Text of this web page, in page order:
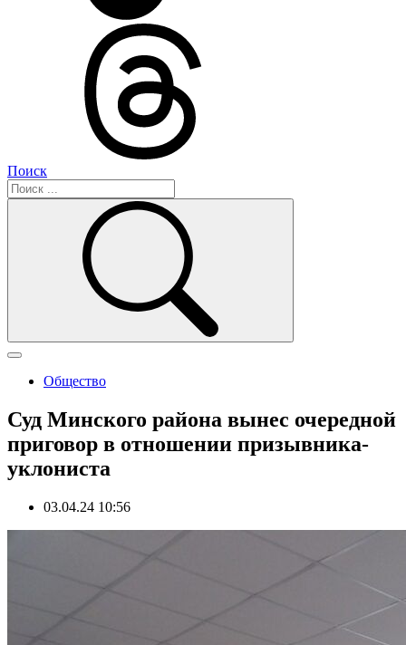
Поиск
Общество
Суд Минского района вынес очередной
приговор в отношении призывника-
уклониста
03.04.24 10:56